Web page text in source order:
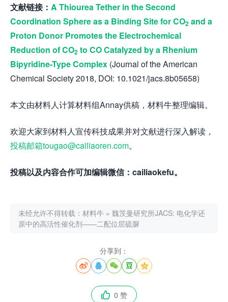
文献链接： A Thiourea Tether in the Second
Coordination Sphere as a Binding Site for CO2 and a
Proton Donor Promotes the Electrochemical
Reduction of CO2 to CO Catalyzed by a Rhenium
Bipyridine-Type Complex (Journal of the American
Chemical Society 2018, DOI: 10.1021/jacs.8b05658)
本文由材料人计算材料组Annay供稿，材料牛整理编辑。
欢迎大家到材料人宣传科技成果并对文献进行深入解读，
投稿邮箱tougao@cailiaoren.com。
投稿以及内容合作可加编辑微信： cailiaokefu。
未经允许不得转载： 材料牛 » 魏茨曼研究所JACS: 电化学还
原中的高活性催化剂——二配位层硫脲
分享到：
    
 0 赞